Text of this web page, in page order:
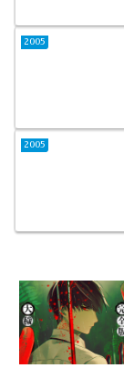
2005
2005